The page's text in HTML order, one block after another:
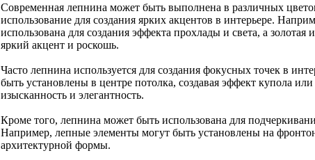
Современная лепнина может быть выполнена в различных
использование для создания ярких акцентов в интерьере.
использована для создания эффекта прохлады и света, а золотая
яркий акцент и роскошь.
Часто лепнина используется для создания фокусных точек в
быть установлены в центре потолка, создавая эффект купола
изысканность и элегантность.
Кроме того, лепнина может быть использована для
Например, лепные элементы могут быть установлены на
архитектурной формы.